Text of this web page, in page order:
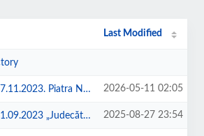
Last Modified
In Sala de spectacole a Casei de Cultură ... 2026-05-11 02:05
PIATRA-NEAMT" > 12301 'slash' 279 'slash... 2025-08-27 23:54